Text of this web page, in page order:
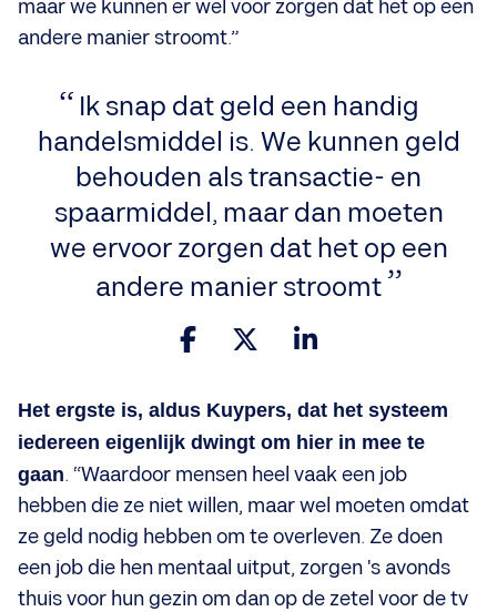
maar we kunnen er wel voor zorgen dat het op een
andere manier stroomt.”
Ik snap dat geld een handig
handelsmiddel is. We kunnen geld
behouden als transactie- en
spaarmiddel, maar dan moeten
we ervoor zorgen dat het op een
andere manier stroomt
Het ergste is, aldus Kuypers, dat het systeem
iedereen eigenlijk dwingt om hier in mee te
gaan. “Waardoor mensen heel vaak een job
hebben die ze niet willen, maar wel moeten omdat
ze geld nodig hebben om te overleven. Ze doen
een job die hen mentaal uitput, zorgen 's avonds
thuis voor hun gezin om dan op de zetel voor de tv